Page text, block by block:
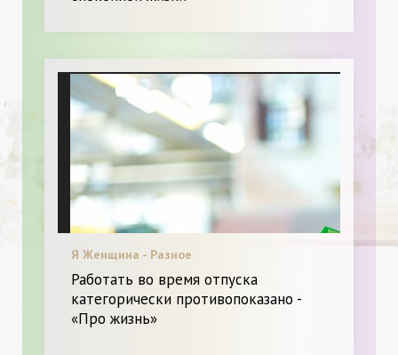
Я Женщина - Разное
Работать во время отпуска
категорически противопоказано -
«Про жизнь»